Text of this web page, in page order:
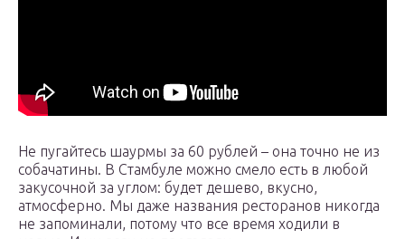
Не пугайтесь шаурмы за 60 рублей – она точно не из
собачатины. В Стамбуле можно смело есть в любой
закусочной за углом: будет дешево, вкусно,
атмосферно. Мы даже названия ресторанов никогда
не запоминали, потому что все время ходили в